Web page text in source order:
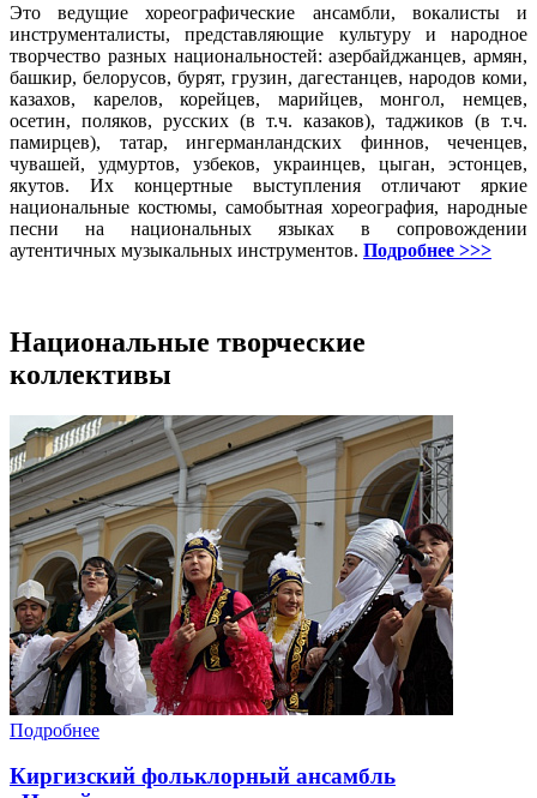
Это ведущие хореографические ансамбли, вокалисты и
инструменталисты, представляющие культуру и народное
творчество разных национальностей: азербайджанцев, армян,
башкир, белорусов, бурят, грузин, дагестанцев, народов коми,
казахов, карелов, корейцев, марийцев, монгол, немцев,
осетин, поляков, русских (в т.ч. казаков), таджиков (в т.ч.
памирцев), татар, ингерманландских финнов, чеченцев,
чувашей, удмуртов, узбеков, украинцев, цыган, эстонцев,
якутов. Их концертные выступления отличают яркие
национальные костюмы, самобытная хореография, народные
песни на национальных языках в сопровождении
аутентичных музыкальных инструментов. Подробнее >>>
Национальные творческие
коллективы
Подробнее
Киргизский фольклорный ансамбль